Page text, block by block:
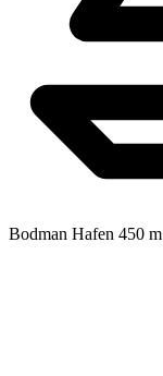
Bodman Hafen 450 m